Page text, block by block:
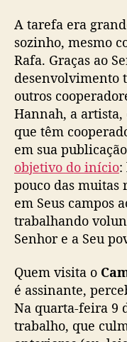
A tarefa era
sozinho, mesmo
Rafa. Graças ao
desenvolvimento
outros
Hannah, a artista,
que têm
em sua
objetivo do início:
pouco das muitas
em Seus campos
trabalhando
Senhor e a Seu
Quem visita o
é assinante,
Na quarta-feira 9
trabalho, que